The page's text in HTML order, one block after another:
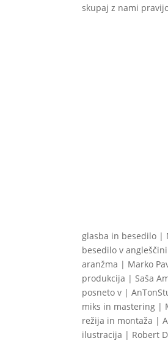
skupaj z nami
glasba in besedilo |
besedilo v
aranžma | Marko
produkcija | Saša
posneto v |
miks in mastering |
režija in montaža |
ilustracija | Robert